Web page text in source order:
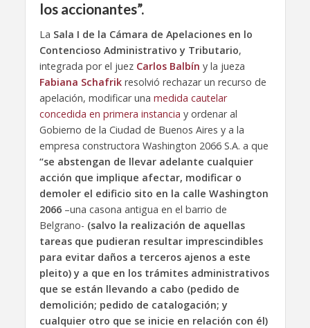
los accionantes”.
La Sala I de la Cámara de Apelaciones en lo
Contencioso Administrativo y Tributario,
integrada por el juez Carlos Balbín y la jueza
Fabiana Schafrikresolvió rechazar un recurso de
apelación, modificar una medida cautelar
concedida en primera instancia y ordenar al
Gobierno de la Ciudad de Buenos Aires y a la
empresa constructora Washington 2066 S.A. a que
“se abstengan de llevar adelante cualquier
acción que implique afectar, modificar o
demoler el edificio sito en la calle Washington
2066 –una casona antigua en el barrio de
Belgrano- (salvo la realización de aquellas
tareas que pudieran resultar imprescindibles
para evitar daños a terceros ajenos a este
pleito) y a que en los trámites administrativos
que se están llevando a cabo (pedido de
demolición; pedido de catalogación; y
cualquier otro que se inicie en relación con él)